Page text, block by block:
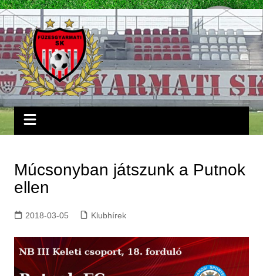
Skip
to
content
Múcsonyban játszunk a Putnok
ellen
2018-03-05 Klubhírek